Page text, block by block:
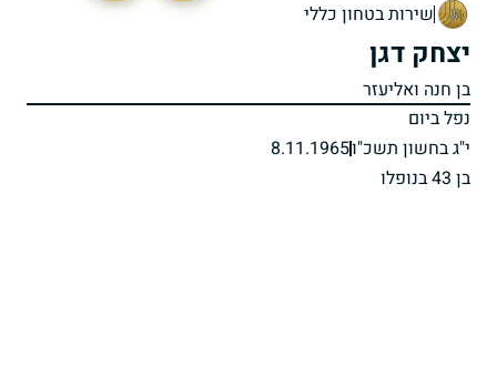
שירות בטחון כללי
יצחק דגן
בן חנה ואליעזר
נפל ביום
י"ג בחשון תשכ"ו8.11.1965
בן 43 בנופלו